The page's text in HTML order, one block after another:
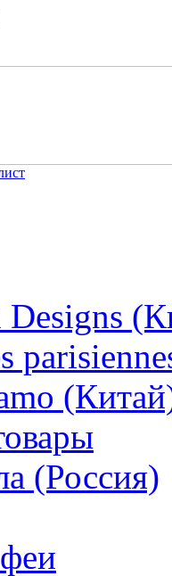
Designs
(Россия)